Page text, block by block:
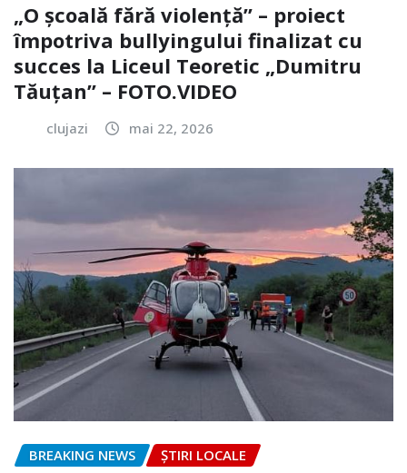
„O școală fără violență” – proiect
împotriva bullyingului finalizat cu
succes la Liceul Teoretic „Dumitru
Tăuțan” – FOTO.VIDEO
clujazi mai 22, 2026
BREAKING NEWS ȘTIRI LOCALE